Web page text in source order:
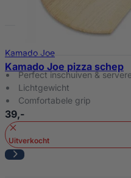
Kamado Joe
Kamado Joe pizza schep
Perfect inschuiven &
Lichtgewicht
Comfortabele grip
39,-
Uitverkocht